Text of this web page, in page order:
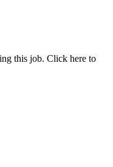
this job. Click here to